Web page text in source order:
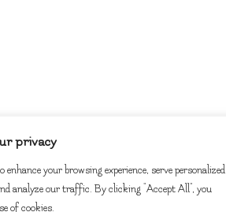
privacy
enhance your browsing experience, serve personalized
analyze our traffic. By clicking "Accept All", you
of cookies.